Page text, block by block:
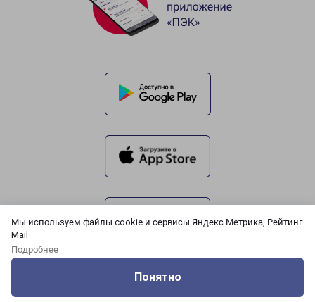
Мы используем файлы cookie и сервисы Яндекс.Метрика, Рейтинг
Mail
Подробнее
Понятно